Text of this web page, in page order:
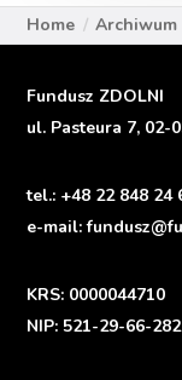
Home Archiwum
Fundusz ZDOLNI
ul. Pasteura 7, 02-
tel.: +48 22 848 24
e-mail:
KRS: 0000044710
NIP: 521-29-66-282